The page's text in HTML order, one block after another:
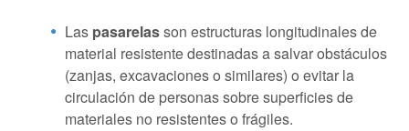
Las pasarelasson estructuras longitudinales de
material resistente destinadas a salvar obstáculos
(zanjas, excavaciones o similares) o evitar la
circulación de personas sobre superficies de
materiales no resistentes o frágiles.